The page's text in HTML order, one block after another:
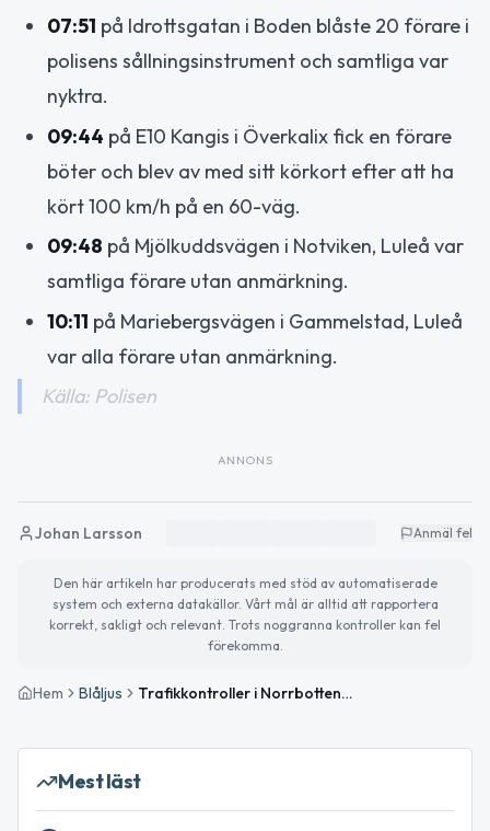
07:51 på Idrottsgatan i Boden blåste 20 förare i
polisens sållningsinstrument och samtliga var
nyktra.
09:44 på E10 Kangis i Överkalix fick en förare
böter och blev av med sitt körkort efter att ha
kört 100 km/h på en 60-väg.
09:48 på Mjölkuddsvägen i Notviken, Luleå var
samtliga förare utan anmärkning.
10:11 på Mariebergsvägen i Gammelstad, Luleå
var alla förare utan anmärkning.
Källa: Polisen
ANNONS
Johan Larsson Anmäl fel
Den här artikeln har producerats med stöd av automatiserade
system och externa datakällor. Vårt mål är alltid att rapportera
korrekt, sakligt och relevant. Trots noggranna kontroller kan fel
förekomma.
Hem Blåljus Trafikkontroller i Norrbottens län den 25 maj – en förare avstängd
Mest läst